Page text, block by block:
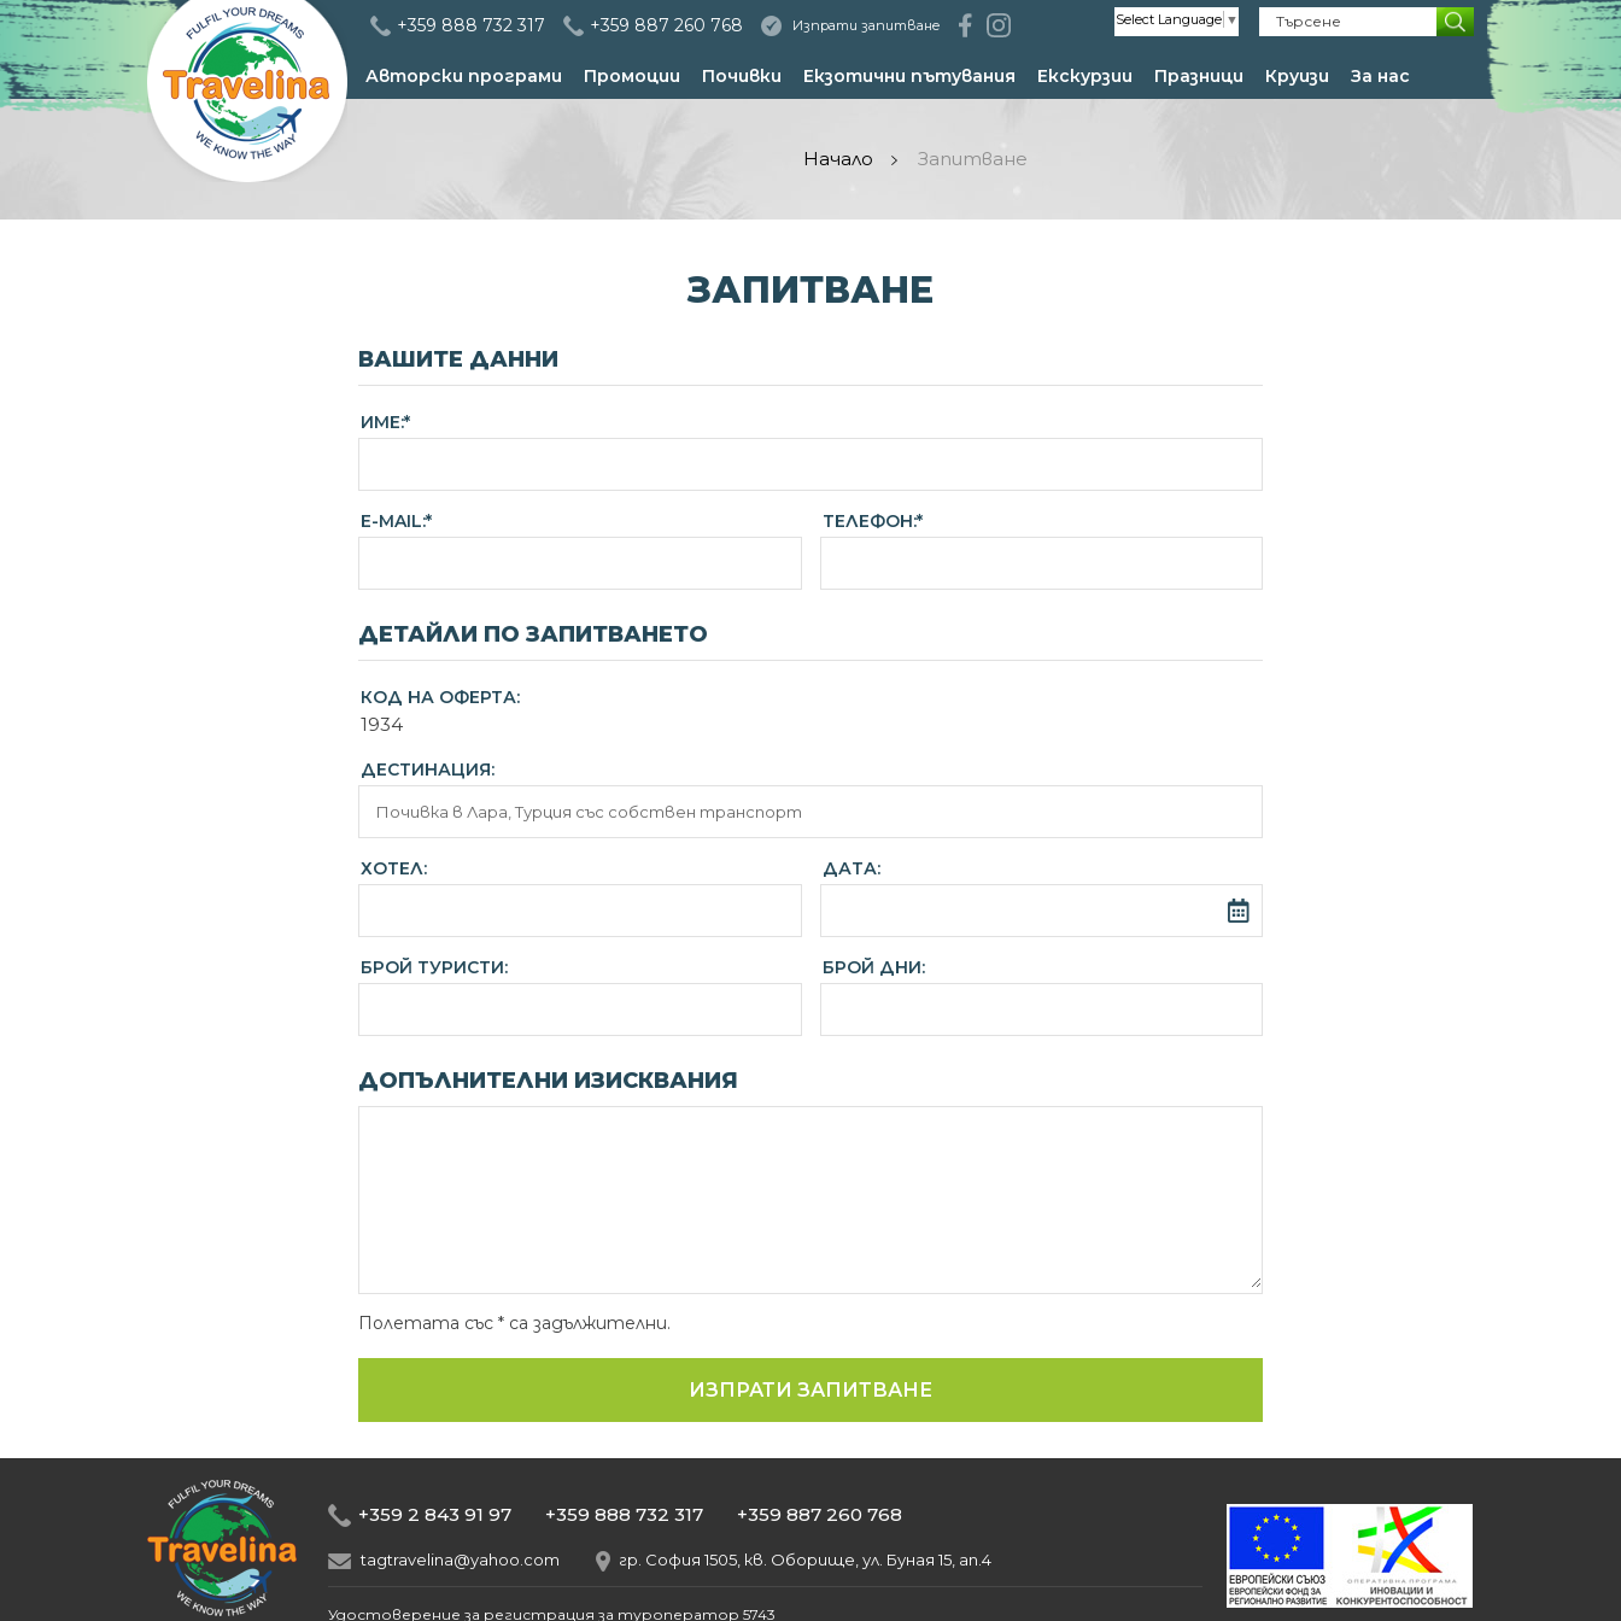
+359 888 732 317 +359 887 260 768 Изпрати запитване Select Language ▼
Авторски програми Промоции Почивки Екзотични пътувания Екскурзии Празници Круизи За нас
Начало Запитване
ЗАПИТВАНЕ
ВАШИТЕ ДАННИ
ИМЕ:*
E-MAIL:* ТЕЛЕФОН:*
ДЕТАЙЛИ ПО ЗАПИТВАНЕТО
КОД НА ОФЕРТА:
1934
ДЕСТИНАЦИЯ:
ХОТЕЛ: ДАТА:
БРОЙ ТУРИСТИ: БРОЙ ДНИ:
ДОПЪЛНИТЕЛНИ ИЗИСКВАНИЯ
Полетата със * са задължителни.
+359 2 843 91 97 +359 888 732 317 +359 887 260 768
tagtravelina@yahoo.com гр. София 1505, кв. Оборище, ул. Буная 15, ап.4
Удостоверение за регистрация за туроператор 5743